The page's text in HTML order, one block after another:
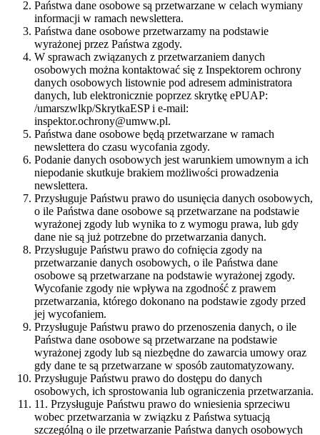
Państwa dane osobowe są przetwarzane w celach wymiany
informacji w ramach newslettera.
Państwa dane osobowe przetwarzamy na podstawie
wyrażonej przez Państwa zgody.
W sprawach związanych z przetwarzaniem danych
osobowych można kontaktować się z Inspektorem ochrony
danych osobowych listownie pod adresem administratora
danych, lub elektronicznie poprzez skrytkę ePUAP:
/umarszwlkp/SkrytkaESP i e-mail:
inspektor.ochrony@umww.pl.
Państwa dane osobowe będą przetwarzane w ramach
newslettera do czasu wycofania zgody.
Podanie danych osobowych jest warunkiem umownym a ich
niepodanie skutkuje brakiem możliwości prowadzenia
newslettera.
Przysługuje Państwu prawo do usunięcia danych osobowych,
o ile Państwa dane osobowe są przetwarzane na podstawie
wyrażonej zgody lub wynika to z wymogu prawa, lub gdy
dane nie są już potrzebne do przetwarzania danych.
Przysługuje Państwu prawo do cofnięcia zgody na
przetwarzanie danych osobowych, o ile Państwa dane
osobowe są przetwarzane na podstawie wyrażonej zgody.
Wycofanie zgody nie wpływa na zgodność z prawem
przetwarzania, którego dokonano na podstawie zgody przed
jej wycofaniem.
Przysługuje Państwu prawo do przenoszenia danych, o ile
Państwa dane osobowe są przetwarzane na podstawie
wyrażonej zgody lub są niezbędne do zawarcia umowy oraz
gdy dane te są przetwarzane w sposób zautomatyzowany.
Przysługuje Państwu prawo do dostępu do danych
osobowych, ich sprostowania lub ograniczenia przetwarzania.
11. Przysługuje Państwu prawo do wniesienia sprzeciwu
wobec przetwarzania w związku z Państwa sytuacją
szczególną o ile przetwarzanie Państwa danych osobowych